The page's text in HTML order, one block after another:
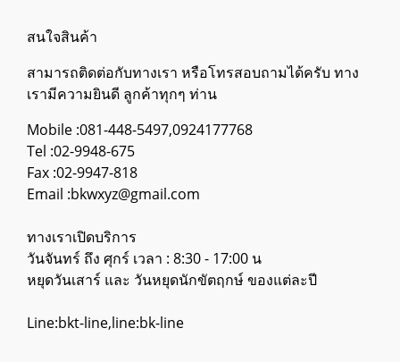
สนใจสินค้า
สามารถติดต่อกับทางเรา หรือโทรสอบถามได้ครับ ทาง
เรามีความยินดี ลูกค้าทุกๆ ท่าน
Mobile :081-448-5497,0924177768
Tel :02-9948-675
Fax :02-9947-818
Email :bkwxyz@gmail.com
ทางเราเปิดบริการ
วันจันทร์ ถึง ศุกร์ เวลา : 8:30 - 17:00 น
หยุดวันเสาร์ และ วันหยุดนักขัตฤกษ์ ของแต่ละปี
Line:bkt-line,line:bk-line